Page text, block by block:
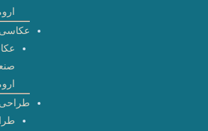
طراحی